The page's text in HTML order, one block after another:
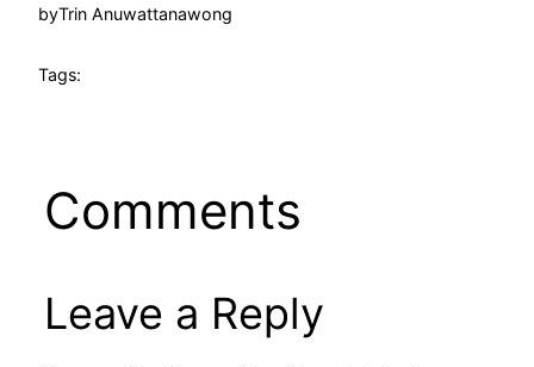
byTrin Anuwattanawong
Tags:
Comments
Leave a Reply